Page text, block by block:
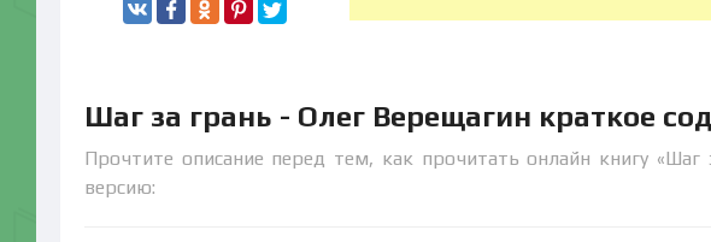
Шаг за грань - Олег Верещагин краткое
Прочтите описание перед тем, как прочитать онлайн книгу
версию: